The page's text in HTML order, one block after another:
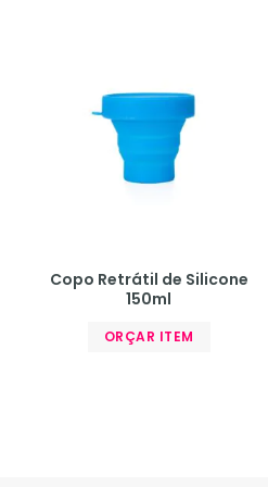
Copo Retrátil de Silicone
150ml
ORÇAR ITEM